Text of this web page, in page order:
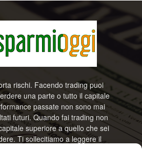
rischi. Facendo trading puoi
una parte o tutto il capitale
passate non sono mai
futuri. Quando fai trading non
superiore a quello che sei
Ti sollecitiamo a leggere il